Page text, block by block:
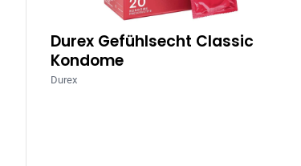
Durex Gefühlsecht Classic
Kondome
Durex